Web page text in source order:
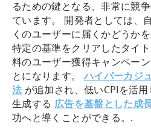
るための鍵となる、非常に競
ています。 開発者としては、
くのユーザーに届くかどうか
特定の基準をクリアしたタイ
料のユーザー獲得キャンペー
とになります。ハイパーカジ
法 が追加され、低いCPIを活
生成する 広告を基盤とした成
功へと導くことができる。.